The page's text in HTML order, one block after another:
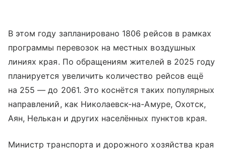
В этом году запланировано 1806 рейсов в рамках
программы перевозок на местных воздушных
линиях края. По обращениям жителей в 2025 году
планируется увеличить количество рейсов ещё
на 255 — до 2061. Это коснётся таких популярных
направлений, как Николаевск-на-Амуре, Охотск,
Аян, Нелькан и других населённых пунктов края.
Министр транспорта и дорожного хозяйства края